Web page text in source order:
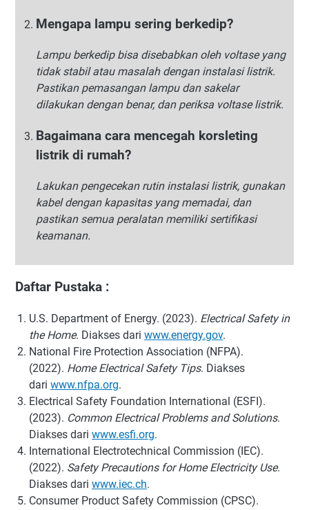
Mengapa lampu sering berkedip?
Lampu berkedip bisa disebabkan oleh voltase yang
tidak stabil atau masalah dengan instalasi listrik.
Pastikan pemasangan lampu dan sakelar
dilakukan dengan benar, dan periksa voltase listrik.
Bagaimana cara mencegah korsleting
listrik di rumah?
Lakukan pengecekan rutin instalasi listrik, gunakan
kabel dengan kapasitas yang memadai, dan
pastikan semua peralatan memiliki sertifikasi
keamanan.
Daftar Pustaka :
U.S. Department of Energy. (2023). Electrical Safety in
the Home. Diakses dari www.energy.gov.
National Fire Protection Association (NFPA).
(2022). Home Electrical Safety Tips. Diakses
dari www.nfpa.org.
Electrical Safety Foundation International (ESFI).
(2023). Common Electrical Problems and Solutions.
Diakses dari www.esfi.org.
International Electrotechnical Commission (IEC).
(2022). Safety Precautions for Home Electricity Use.
Diakses dari www.iec.ch.
Consumer Product Safety Commission (CPSC).